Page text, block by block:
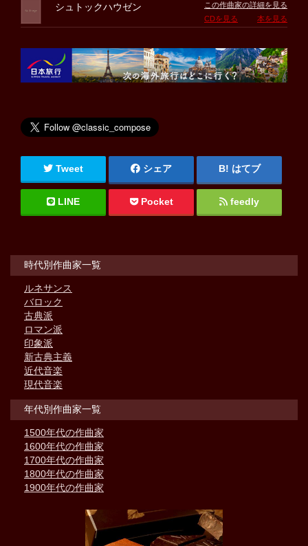
シュトックハウゼン
この作曲家の詳細を見る
CDを見る
本を見る
Tweet シェア はてブ
LINE Pocket feedly
時代別作曲家一覧
ルネサンス
バロック
古典派
ロマン派
印象派
新古典主義
近代音楽
現代音楽
年代別作曲家一覧
1500年代の作曲家
1600年代の作曲家
1700年代の作曲家
1800年代の作曲家
1900年代の作曲家